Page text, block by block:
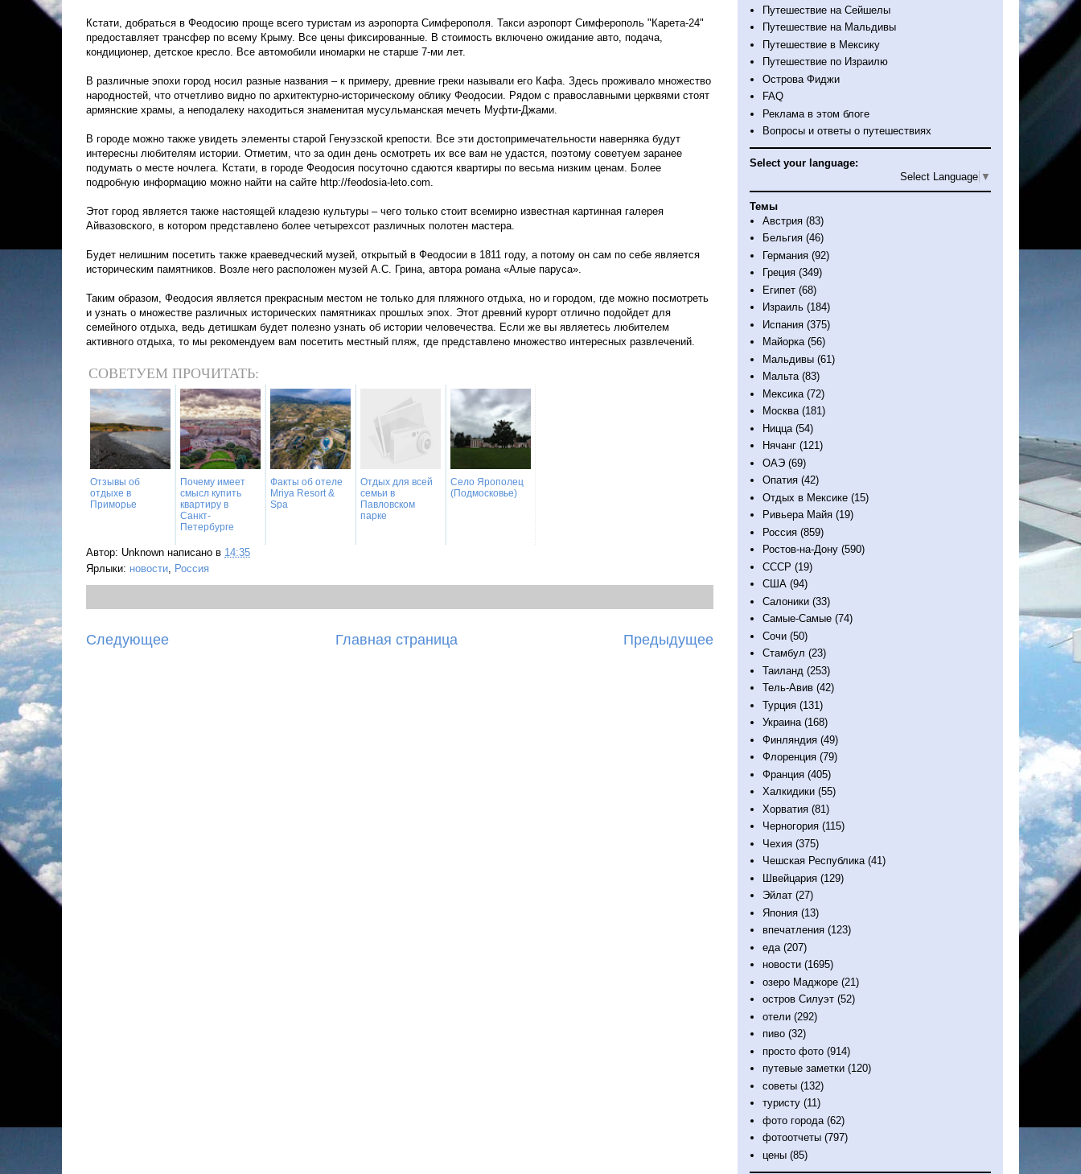
Кстати, добраться в Феодосию проще всего туристам из аэропорта Симферополя. Такси аэропорт Симферополь "Карета-24"
предоставляет трансфер по всему Крыму. Все цены фиксированные. В стоимость включено ожидание авто, подача,
кондиционер, детское кресло. Все автомобили иномарки не старше 7-ми лет.
В различные эпохи город носил разные названия – к примеру, древние греки называли его Кафа. Здесь проживало множество
народностей, что отчетливо видно по архитектурно-историческому облику Феодосии. Рядом с православными церквями стоят
армянские храмы, а неподалеку находиться знаменитая мусульманская мечеть Муфти-Джами.
В городе можно также увидеть элементы старой Генуэзской крепости. Все эти достопримечательности наверняка будут
интересны любителям истории. Отметим, что за один день осмотреть их все вам не удастся, поэтому советуем заранее
подумать о месте ночлега. Кстати, в городе Феодосия посуточно сдаются квартиры по весьма низким ценам. Более
подробную информацию можно найти на сайте http://feodosia-leto.com.
Этот город является также настоящей кладезю культуры – чего только стоит всемирно известная картинная галерея
Айвазовского, в котором представлено более четырехсот различных полотен мастера.
Будет нелишним посетить также краеведческий музей, открытый в Феодосии в 1811 году, а потому он сам по себе является
историческим памятников. Возле него расположен музей А.С. Грина, автора романа «Алые паруса».
Таким образом, Феодосия является прекрасным местом не только для пляжного отдыха, но и городом, где можно посмотреть
и узнать о множестве различных исторических памятниках прошлых эпох. Этот древний курорт отлично подойдет для
семейного отдыха, ведь детишкам будет полезно узнать об истории человечества. Если же вы являетесь любителем
активного отдыха, то мы рекомендуем вам посетить местный пляж, где представлено множество интересных развлечений.
СОВЕТУЕМ ПРОЧИТАТЬ:
Отзывы об
отдыхе в
Приморье
Почему имеет
смысл купить
квартиру в
Санкт-
Петербурге
Факты об отеле
Mriya Resort &
Spa
Отдых для всей
семьи в
Павловском
парке
Село Ярополец
(Подмосковье)
Автор: Unknown написано в 14:35
Ярлыки: новости Россия
Следующее Предыдущее
Главная страница
Путешествие на Сейшелы
Путешествие на Мальдивы
Путешествие в Мексику
Путешествие по Израилю
Острова Фиджи
FAQ
Реклама в этом блоге
Вопросы и ответы о путешествиях
Select your language:
Select Language ▼
Темы
Австрия (83)
Бельгия (46)
Германия (92)
Греция (349)
Египет (68)
Израиль (184)
Испания (375)
Майорка (56)
Мальдивы (61)
Мальта (83)
Мексика (72)
Москва (181)
Ницца (54)
Нячанг (121)
ОАЭ (69)
Опатия (42)
Отдых в Мексике (15)
Ривьера Майя (19)
Россия (859)
Ростов-на-Дону (590)
СССР (19)
США (94)
Салоники (33)
Самые-Самые (74)
Сочи (50)
Стамбул (23)
Таиланд (253)
Тель-Авив (42)
Турция (131)
Украина (168)
Финляндия (49)
Флоренция (79)
Франция (405)
Халкидики (55)
Хорватия (81)
Черногория (115)
Чехия (375)
Чешская Республика (41)
Швейцария (129)
Эйлат (27)
Япония (13)
впечатления (123)
еда (207)
новости (1695)
озеро Маджоре (21)
остров Силуэт (52)
отели (292)
пиво (32)
просто фото (914)
путевые заметки (120)
советы (132)
туристу (11)
фото города (62)
фотоотчеты (797)
цены (85)